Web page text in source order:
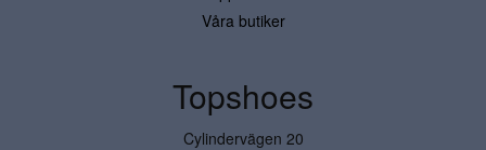
Våra butiker
Topshoes
Cylindervägen 20